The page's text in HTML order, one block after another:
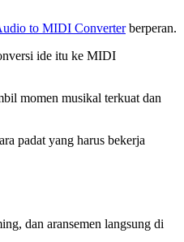
to MIDI Converterberperan.
ide itu ke MIDI
momen musikal terkuat dan
padat yang harus bekerja
dan aransemen langsung di